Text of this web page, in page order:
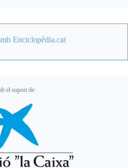
Enciclopèdia.cat
el suport de: